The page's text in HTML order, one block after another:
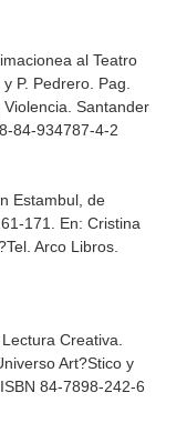
al Teatro
P. Pedrero. Pag.
. Santander
84-934787-4-2
Estambul, de
171. En: Cristina
Arco Libros.
Creativa.
Art?Stico y
84-7898-242-6